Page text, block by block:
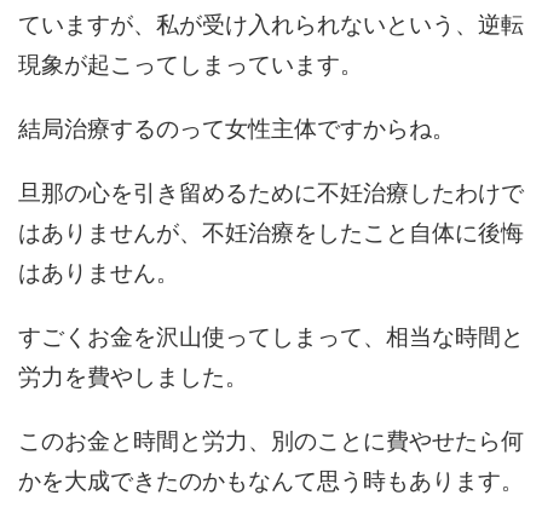
ていますが、私が受け入れられないという、逆転
現象が起こってしまっています。
結局治療するのって女性主体ですからね。
旦那の心を引き留めるために不妊治療したわけで
はありませんが、不妊治療をしたこと自体に後悔
はありません。
すごくお金を沢山使ってしまって、相当な時間と
労力を費やしました。
このお金と時間と労力、別のことに費やせたら何
かを大成できたのかもなんて思う時もあります。